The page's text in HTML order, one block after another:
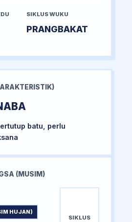
SIKLUS WUKU
PRANGBAKAT
batu, perlu
(MUSIM)
HUJAN)
SIKLUS